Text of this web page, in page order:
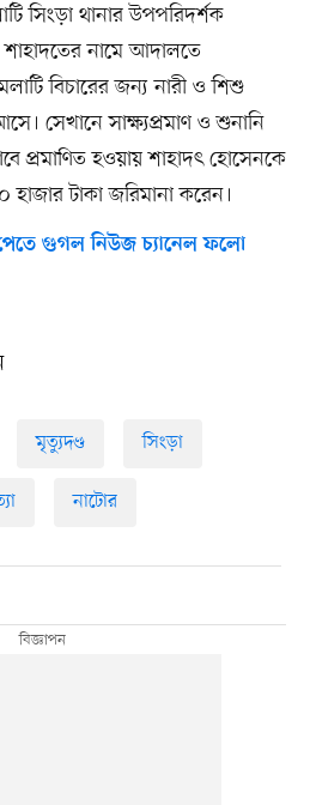
সিংড়া থানার উপপরিদর্শক
নামে আদালতে
বিচারের জন্য নারী ও শিশু
সেখানে সাক্ষ্যপ্রমাণ ও শুনানি
প্রমাণিত হওয়ায় শাহাদৎ হোসেনকে
টাকা জরিমানা করেন।
গুগল নিউজ চ্যানেল ফলো
মৃত্যুদণ্ড সিংড়া
নাটোর